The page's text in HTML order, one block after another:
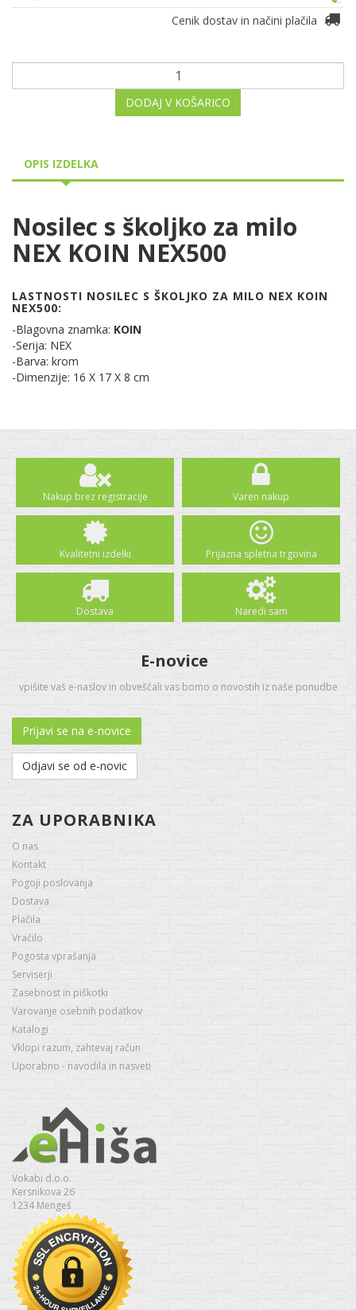
Cenik dostav in načini plačila
DODAJ V KOŠARICO
OPIS IZDELKA
Nosilec s školjko za milo
NEX KOIN NEX500
LASTNOSTI NOSILEC S ŠKOLJKO ZA MILO NEX KOIN
NEX500:
-Blagovna znamka: KOIN
-Serija: NEX
-Barva: krom
-Dimenzije: 16 X 17 X 8 cm
Nakup brez registracije Varen nakup
Kvalitetni izdelki Prijazna spletna trgovina
Dostava Naredi sam
E-novice
vpišite vaš e-naslov in obveščali vas bomo o novostih iz naše ponudbe
Prijavi se na e-novice
Odjavi se od e-novic
ZA UPORABNIKA
O nas
Kontakt
Pogoji poslovanja
Dostava
Plačila
Vračilo
Pogosta vprašanja
Serviserji
Zasebnost in piškotki
Varovanje osebnih podatkov
Katalogi
Vklopi razum, zahtevaj račun
Uporabno - navodila in nasveti
Vokabi d.o.o.
Kersnikova 26
1234 Mengeš